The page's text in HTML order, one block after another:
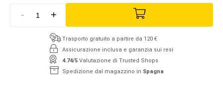
- +
Trasporto gratuito a partire da 120 €
Assicurazione inclusa e garanzia sui resi
4.74/5 Valutazione di Trusted Shops
Spedizione dal magazzino in Spagna